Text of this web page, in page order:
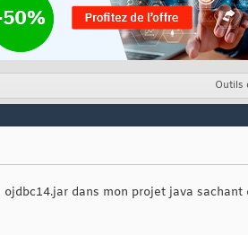
Outils
dans mon projet java